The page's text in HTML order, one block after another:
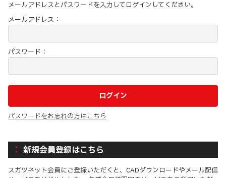
メールアドレスとパスワードを入力してログインしてください。
メールアドレス：
パスワード：
パスワードをお忘れの方はこちら
新規会員登録はこちら
スガツネット会員にご登録いただくと、CADダウンロードやメール配信